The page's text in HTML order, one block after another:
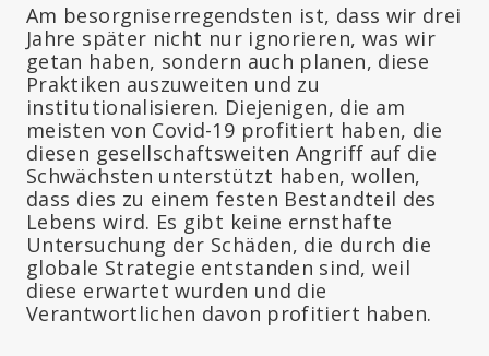
Am besorgniserregendsten ist, dass wir drei
Jahre später nicht nur ignorieren, was wir
getan haben, sondern auch planen, diese
Praktiken auszuweiten und zu
institutionalisieren. Diejenigen, die am
meisten von Covid-19 profitiert haben, die
diesen gesellschaftsweiten Angriff auf die
Schwächsten unterstützt haben, wollen,
dass dies zu einem festen Bestandteil des
Lebens wird. Es gibt keine ernsthafte
Untersuchung der Schäden, die durch die
globale Strategie entstanden sind, weil
diese erwartet wurden und die
Verantwortlichen davon profitiert haben.